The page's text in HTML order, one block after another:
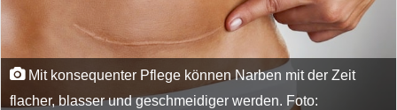
Mit konsequenter Pflege können Narben mit der Zeit
flacher, blasser und geschmeidiger werden. Foto: